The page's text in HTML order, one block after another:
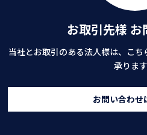
お取引先様 お
当社とお取引のある法人様は、こ
承ります
お問い合わせ